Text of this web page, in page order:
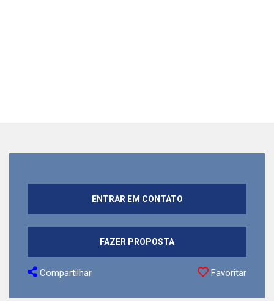
ENTRAR EM CONTATO
FAZER PROPOSTA
Compartilhar Favoritar